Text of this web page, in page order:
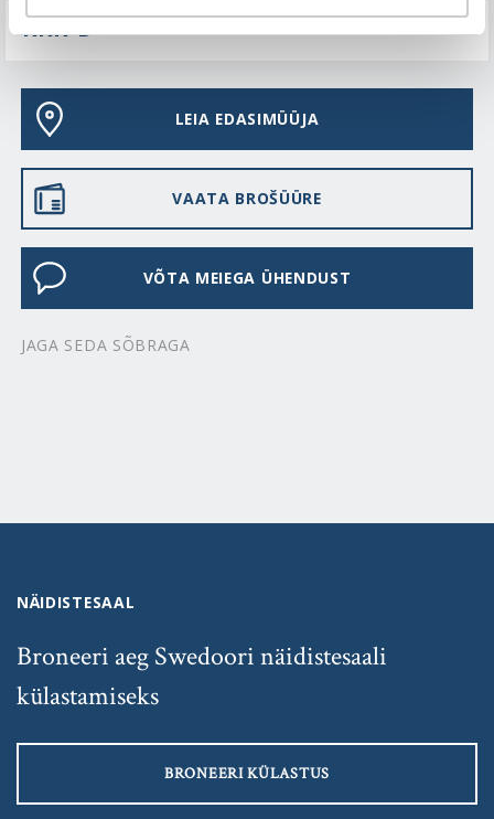
KKK-D
LEIA EDASIMÜÜJA
VAATA BROŠÜÜRE
VÕTA MEIEGA ÜHENDUST
JAGA SEDA SÕBRAGA
NÄIDISTESAAL
Broneeri aeg Swedoori näidistesaali
külastamiseks
BRONEERI KÜLASTUS